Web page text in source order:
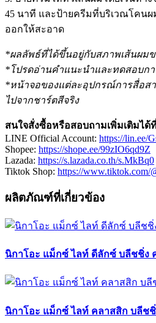
45 นาที และป้ายครีมที่บริเวณโคนผ
ออกให้สะอาด
*ผลลัพธ์ที่ได้ขึ้นอยู่กับสภาพเส้นผม
*โปรดอ่านคำแนะนำและทดสอบ
*หน้าจอของแต่ละอุปกรณ์การสื่อส
ไปจากชาร์ตสีจริง
สนใจสั่งซื้อหรือสอบถามเพิ่มเติมได้
LINE Official Account: https://lin.ee/
Shopee: https://shope.ee/99zIO6qd9Z
Lazada: https://s.lazada.co.th/s.MkBq0
Tiktok Shop: https://www.tiktok.com/
ผลิตภัณฑ์ที่เกี่ยวข้อง
นิกาโอะ แม็กซ์ ไลท์ ดีลักซ์ บลีชชิ่ง
นิกาโอะ แม็กซ์ ไลท์ คลาสสิก บลีชชิ่